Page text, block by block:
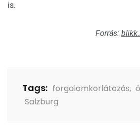
is.
Forrás:
Tags: forgalomkorlátozás,
Salzburg